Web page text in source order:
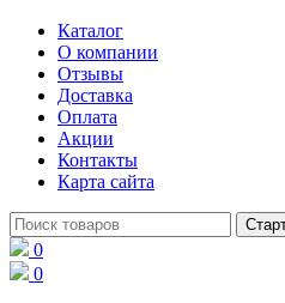
Каталог
О компании
Отзывы
Доставка
Оплата
Акции
Контакты
Карта сайта
0
0